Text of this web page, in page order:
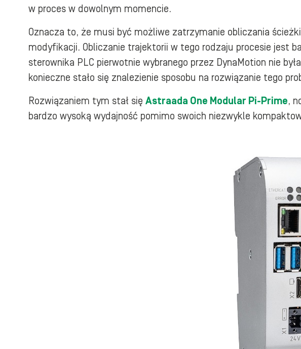
w proces w dowolnym momencie.
Oznacza to, że musi być możliwe zatrzymanie obliczania
modyfikacji. Obliczanie trajektorii w tego rodzaju procesie jest
sterownika PLC pierwotnie wybranego przez DynaMotion nie
konieczne stało się znalezienie sposobu na rozwiązanie tego
Rozwiązaniem tym stał się Astraada One Modular Pi-Prime,
bardzo wysoką wydajność pomimo swoich niezwykle